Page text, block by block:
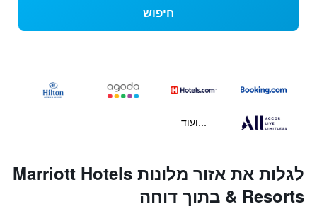
חיפוש
...ועוד
לגלות את אזור מלונות Marriott Hotels
& Resorts בתוך דוחה